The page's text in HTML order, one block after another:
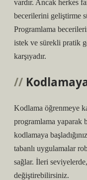
vardır. Ancak herkes
becerilerini geliştirme
Programlama
istek ve sürekli pratik
karşıyadır.
Kodlama öğrenmeye
programlama yaparak
kodlamaya
tabanlı uygulamalar
sağlar. İleri seviyelerde,
değiştirebilirsiniz.